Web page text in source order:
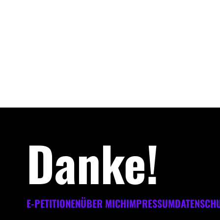
Danke!
E-PETITIONENÜBER MICHIMPRESSUM